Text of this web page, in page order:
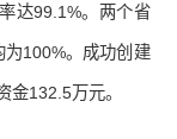
达99.1%。两个省
100%。成功创建
金132.5万元。